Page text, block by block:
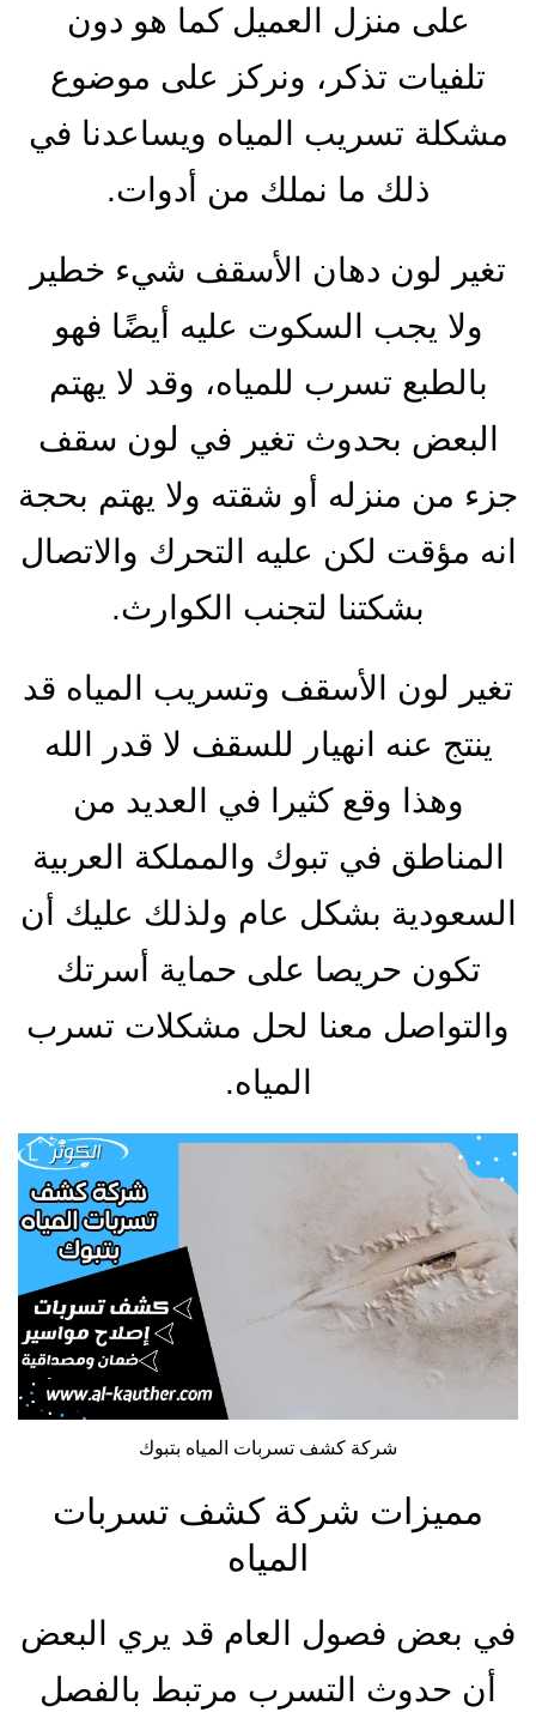
على منزل العميل كما هو دون
تلفيات تذكر، ونركز على موضوع
مشكلة تسريب المياه ويساعدنا في
ذلك ما نملك من أدوات.
تغير لون دهان الأسقف شيء خطير
ولا يجب السكوت عليه أيضًا فهو
بالطبع تسرب للمياه، وقد لا يهتم
البعض بحدوث تغير في لون سقف
جزء من منزله أو شقته ولا يهتم بحجة
انه مؤقت لكن عليه التحرك والاتصال
بشكتنا لتجنب الكوارث.
تغير لون الأسقف وتسريب المياه قد
ينتج عنه انهيار للسقف لا قدر الله
وهذا وقع كثيرا في العديد من
المناطق في تبوك والمملكة العربية
السعودية بشكل عام ولذلك عليك أن
تكون حريصا على حماية أسرتك
والتواصل معنا لحل مشكلات تسرب
المياه.
شركة كشف تسربات المياه بتبوك
مميزات شركة كشف تسربات
المياه
في بعض فصول العام قد يري البعض
أن حدوث التسرب مرتبط بالفصل